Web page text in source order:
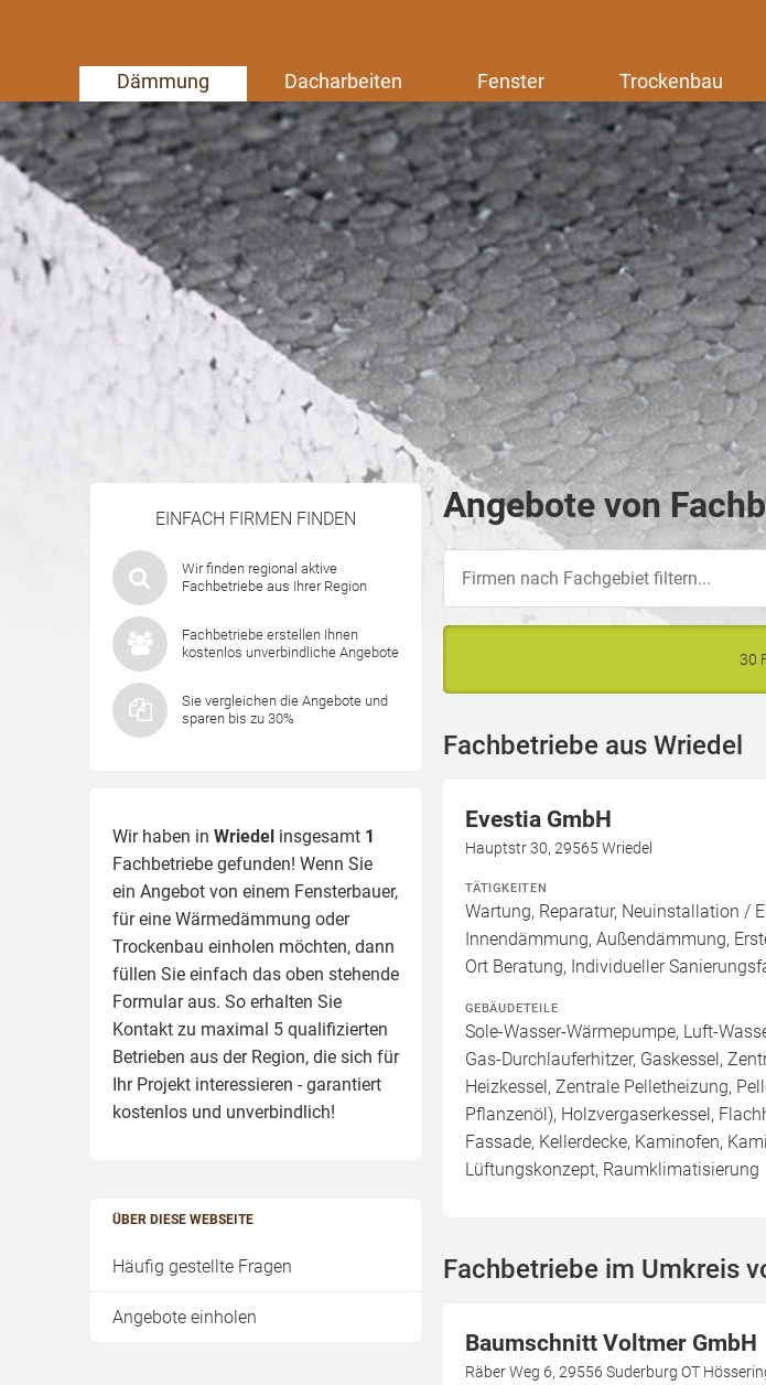
Dämmung Dacharbeiten Fenster Trockenbau
EINFACH FIRMEN FINDEN
Wir finden regional aktive
Fachbetriebe aus Ihrer Region
Fachbetriebe erstellen Ihnen
kostenlos unverbindliche Angebote
Sie vergleichen die Angebote und
sparen bis zu 30%
Wir haben in Wriedel insgesamt 1
Fachbetriebe gefunden! Wenn Sie
ein Angebot von einem Fensterbauer,
für eine Wärmedämmung oder
Trockenbau einholen möchten, dann
füllen Sie einfach das oben stehende
Formular aus. So erhalten Sie
Kontakt zu maximal 5 qualifizierten
Betrieben aus der Region, die sich für
Ihr Projekt interessieren - garantiert
kostenlos und unverbindlich!
ÜBER DIESE WEBSEITE
Häufig gestellte Fragen
Angebote einholen
Angebote von
30
Fachbetriebe aus Wriedel
Evestia GmbH
Hauptstr 30, 29565 Wriedel
TÄTIGKEITEN
Wartung, Reparatur, Neuinstallation /
Innendämmung, Außendämmung,
Ort Beratung, Individueller
GEBÄUDETEILE
Sole-Wasser-Wärmepumpe, Luft-
Gas-Durchlauferhitzer, Gaskessel,
Heizkessel, Zentrale Pelletheizung,
Pflanzenöl), Holzvergaserkessel,
Fassade, Kellerdecke, Kaminofen,
Lüftungskonzept, Raumklimatisierung
Fachbetriebe im Umkreis
Baumschnitt Voltmer GmbH
Räber Weg 6, 29556 Suderburg OT